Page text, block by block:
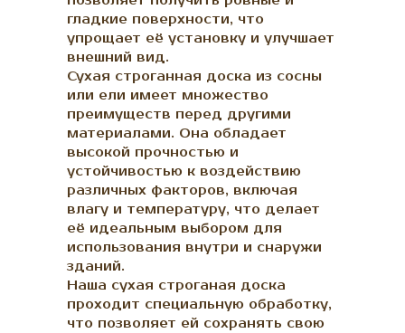
гладкие поверхности, что
упрощает её установку и улучшает
внешний вид.
Сухая строганная доска из сосны
или ели имеет множество
преимуществ перед другими
материалами. Она обладает
высокой прочностью и
устойчивостью к воздействию
различных факторов, включая
влагу и температуру, что делает
её идеальным выбором для
использования внутри и снаружи
зданий.
Наша сухая строганая доска
проходит специальную обработку,
что позволяет ей сохранять свою